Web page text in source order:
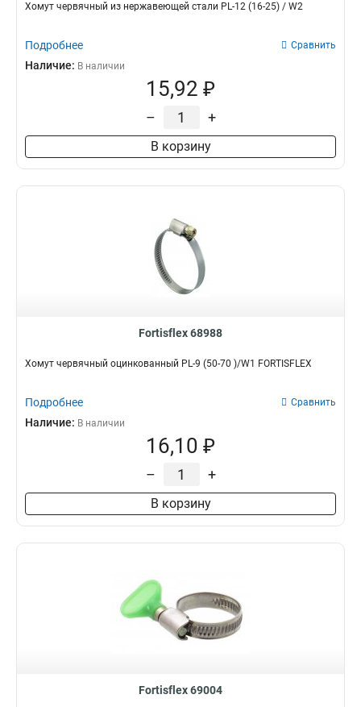
Хомут червячный из нержавеющей стали PL-12 (16-25) / W2
Подробнее Сравнить
Наличие: В наличии
15,92 ₽
– +
В корзину
Fortisflex 68988
Хомут червячный оцинкованный PL-9 (50-70 )/W1 FORTISFLEX
Подробнее Сравнить
Наличие: В наличии
16,10 ₽
– +
В корзину
Fortisflex 69004